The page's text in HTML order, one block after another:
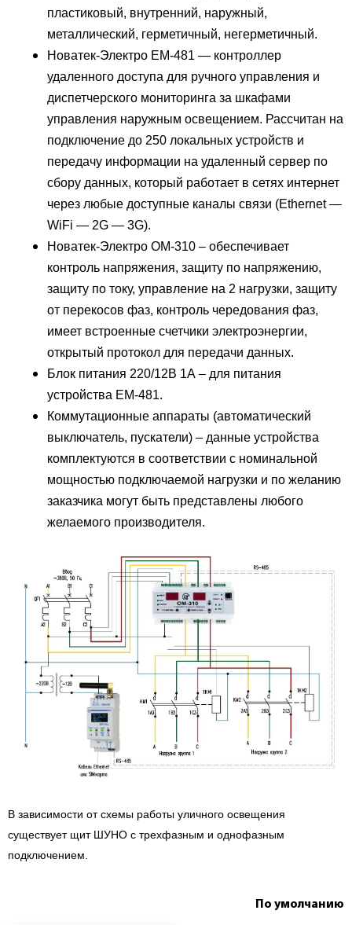
пластиковый, внутренний, наружный,
металлический, герметичный, негерметичный.
Новатек-Электро ЕМ-481 — контроллер
удаленного доступа для ручного управления и
диспетчерского мониторинга за шкафами
управления наружным освещением. Рассчитан на
подключение до 250 локальных устройств и
передачу информации на удаленный сервер по
сбору данных, который работает в сетях интернет
через любые доступные каналы связи (Ethernet —
WiFi — 2G — 3G).
Новатек-Электро ОМ-310 – обеспечивает
контроль напряжения, защиту по напряжению,
защиту по току, управление на 2 нагрузки, защиту
от перекосов фаз, контроль чередования фаз,
имеет встроенные счетчики электроэнергии,
открытый протокол для передачи данных.
Блок питания 220/12В 1А – для питания
устройства ЕМ-481.
Коммутационные аппараты (автоматический
выключатель, пускатели) – данные устройства
комплектуются в соответствии с номинальной
мощностью подключаемой нагрузки и по желанию
заказчика могут быть представлены любого
желаемого производителя.
В зависимости от схемы работы уличного освещения
существует щит ШУНО с трехфазным и однофазным
подключением.
По умолчанию